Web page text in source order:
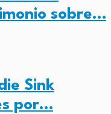
sobre…
Sink
por…